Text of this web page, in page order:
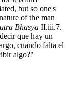
but so one's
of the man
Bhasya II.iii.7.
que hay un
cuando falta el
algo?"